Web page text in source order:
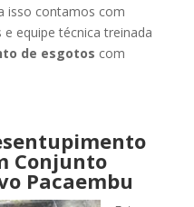
isso contamos com
equipe técnica treinada
de esgotos com
Conjunto
Pacaembu